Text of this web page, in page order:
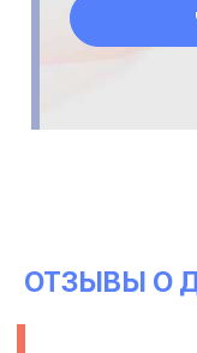
ОТЗЫВЫ О